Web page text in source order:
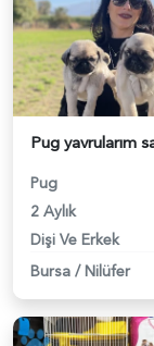
Pug
2 Aylık
Dişi Ve Erkek
Bursa /Nilüfer